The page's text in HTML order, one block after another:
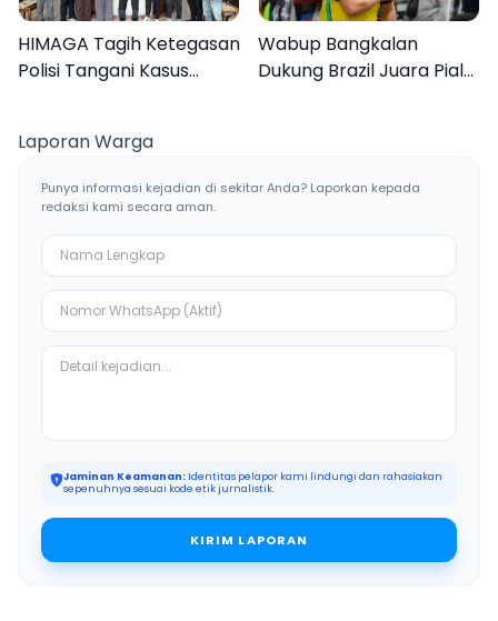
HIMAGA Tagih Ketegasan
Polisi Tangani Kasus
Wabup Bangkalan
Dukung Brazil Juara Piala
Laporan Warga
Punya informasi kejadian di sekitar Anda? Laporkan kepada
redaksi kami secara aman.
Jaminan Keamanan: Identitas pelapor kami lindungi dan rahasiakan
sepenuhnya sesuai kode etik jurnalistik.
KIRIM LAPORAN